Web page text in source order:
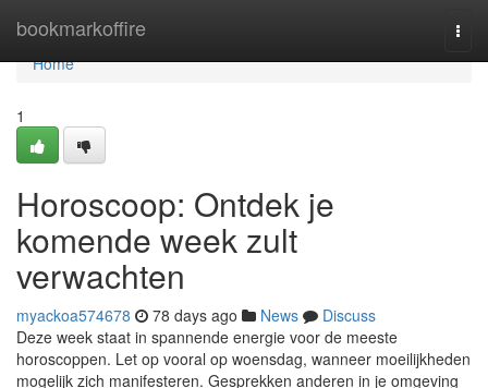
bookmarkoffire
Home
Home
1
Horoscoop: Ontdek je
komende week zult
verwachten
myackoa574678 78 days ago News
Discuss
Deze week staat in spannende energie voor de meeste
horoscoppen. Let op vooral op woensdag, wanneer moeilijkheden
mogelijk zich manifesteren. Gesprekken anderen in je omgeving